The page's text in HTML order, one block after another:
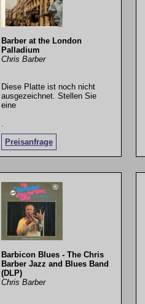
Barber at the London
Palladium
Chris Barber
Diese Platte ist noch nicht
ausgezeichnet. Stellen Sie
eine
Preisanfrage
.
Barbicon Blues - The Chris
Barber Jazz and Blues Band
(DLP)
Chris Barber